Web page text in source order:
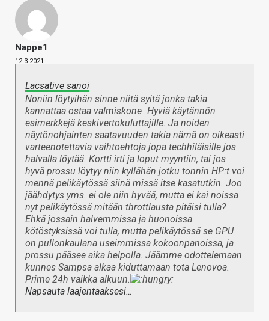
Nappe1
12.3.2021
Lacsative sanoi
Noniin löytyihän sinne niitä syitä jonka takia
kannattaa ostaa valmiskone Hyviä käytännön
esimerkkejä keskivertokuluttajille. Ja noiden
näytönohjainten saatavuuden takia nämä on oikeasti
varteenotettavia vaihtoehtoja jopa techhiläisille jos
halvalla löytää. Kortti irti ja loput myyntiin, tai jos
hyvä prossu löytyy niin kyllähän jotku tonnin HP:t voi
mennä pelikäytössä siinä missä itse kasatutkin. Joo
jäähdytys yms. ei ole niin hyvää, mutta ei kai noissa
nyt pelikäytössä mitään throttlausta pitäisi tulla?
Ehkä jossain halvemmissa ja huonoissa
kötöstyksissä voi tulla, mutta pelikäytössä se GPU
on pullonkaulana useimmissa kokoonpanoissa, ja
prossu pääsee aika helpolla. Jäämme odottelemaan
kunnes Sampsa alkaa kiduttamaan tota Lenovoa.
Prime 24h vaikka alkuun.
Napsauta laajentaaksesi…